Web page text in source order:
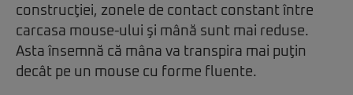
construcţiei, zonele de contact constant între
carcasa mouse-ului şi mână sunt mai reduse.
Asta însemnă că mâna va transpira mai puţin
decât pe un mouse cu forme fluente.